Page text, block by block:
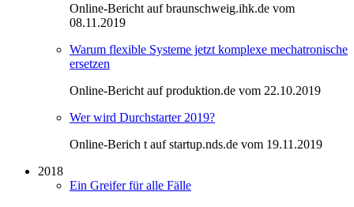
Online-Bericht auf braunschweig.ihk.de vom
08.11.2019
Warum flexible Systeme jetzt komplexe mechatronische
ersetzen
Online-Bericht auf produktion.de vom 22.10.2019
Wer wird Durchstarter 2019?
Online-Berich t auf startup.nds.de vom 19.11.2019
2018
Ein Greifer für alle Fälle